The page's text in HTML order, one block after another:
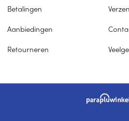
Betalingen
Aanbiedingen
Retourneren